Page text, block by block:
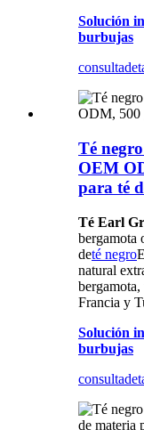
Solución
burbujas
consulta
Té
OEM
para té
Té Earl
bergamota
deté negro
natural
Francia y
Solución
burbujas
consulta